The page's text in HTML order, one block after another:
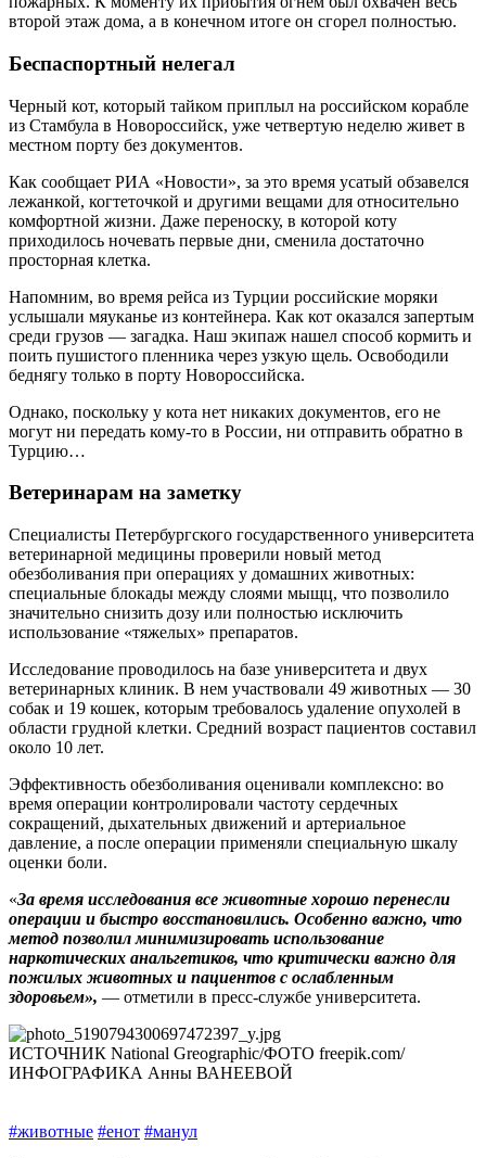
второй этаж дома, а в конечном итоге он сгорел полностью.
Беспаспортный нелегал
Черный кот, который тайком приплыл на российском кораб­ле
из Стамбула в Новороссийск, уже четвертую неделю живет в
местном порту без документов.
Как сообщает РИА «Новости», за это время усатый обзавелся
лежанкой, когтеточкой и другими вещами для относительно
комфортной жизни. Даже переноску, в которой коту
приходилось ночевать первые дни, сменила достаточно
просторная клетка.
Напомним, во время рейса из Турции российские моряки
услышали мяуканье из контейнера. Как кот оказался запертым
среди грузов — загадка. Наш экипаж нашел способ кормить и
поить пушистого пленника через узкую щель. Освободили
беднягу только в порту Новороссийска.
Однако, поскольку у кота нет никаких документов, его не
могут ни передать кому‑то в России, ни отправить обратно в
Турцию…
Ветеринарам на заметку
Специалисты Петербургского государственного университета
ветеринарной медицины проверили новый метод
обезболивания при операциях у домашних животных:
специальные блокады между слоями мыщц, что позволило
значительно снизить дозу или полностью исключить
использование «тяжелых» препаратов.
Исследование проводилось на базе университета и двух
ветеринарных клиник. В нем участвовали 49 животных — 30
собак и 19 кошек, которым требовалось удаление опухолей в
области грудной клетки. Средний возраст пациентов составил
около 10 лет.
Эффективность обезболивания оценивали комплексно: во
время операции контролировали частоту сердечных
сокращений, дыхательных движений и артериальное
давление, а после операции применяли специальную шкалу
оценки боли.
«За время исследования все животные хорошо перенесли
операции и быстро восстановились. Особенно важно, что
метод позволил минимизировать использование
наркотических анальгетиков, что критически важно для
пожилых животных и пациентов с ослабленным
здоровьем», — отметили в пресс-службе университета.
ИСТОЧНИК National Greographic/ФОТО freepik.com/
ИНФОГРАФИКА Анны ВАНЕЕВОЙ
#животные #енот #манул